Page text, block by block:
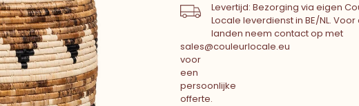
Levertijd: Bezorging via eigen
Locale leverdienst in BE/NL.
landen neem contact op met
sales@couleurlocale.eu
voor
een
persoonlijke
offerte.